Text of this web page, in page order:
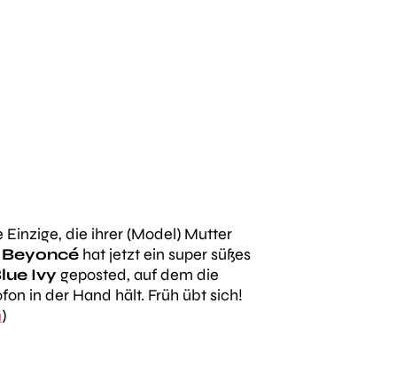
Einzige, die ihrer (Model) Mutter
Beyoncé hat jetzt ein super süßes
Ivy geposted, auf dem die
in der Hand hält. Früh übt sich!
)